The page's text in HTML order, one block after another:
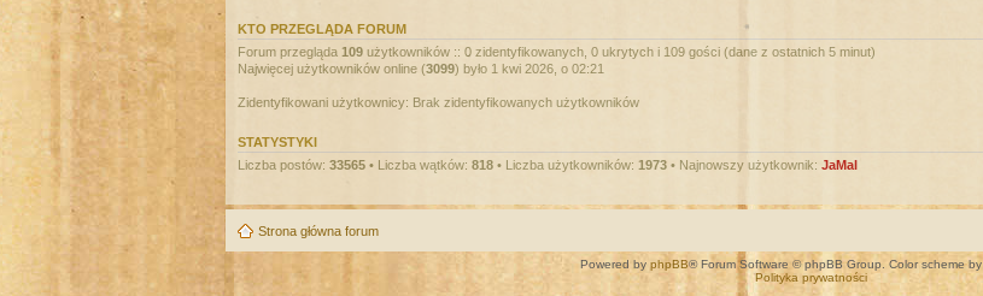
KTO PRZEGLĄDA FORUM
Forum przegląda 109 użytkowników :: 0 zidentyfikowanych, 0 ukrytych i 109 gości (dane z ostatnich 5 minut)
Najwięcej użytkowników online (3099) było 1 kwi 2026, o 02:21
Zidentyfikowani użytkownicy: Brak zidentyfikowanych użytkowników
STATYSTYKI
Liczba postów: 33565 • Liczba wątków: 818 • Liczba użytkowników: 1973 • Najnowszy użytkownik: JaMal
Strona główna forum
Powered by phpBB® Forum Software © phpBB Group. Color scheme by
Polityka prywatności